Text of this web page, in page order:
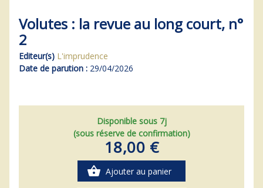
Volutes : la revue au long court, n°
2
Editeur(s) L'imprudence
Date de parution : 29/04/2026
Disponible sous 7j
(sous réserve de confirmation)
18,00 €
shopping_basket Ajouter au panier